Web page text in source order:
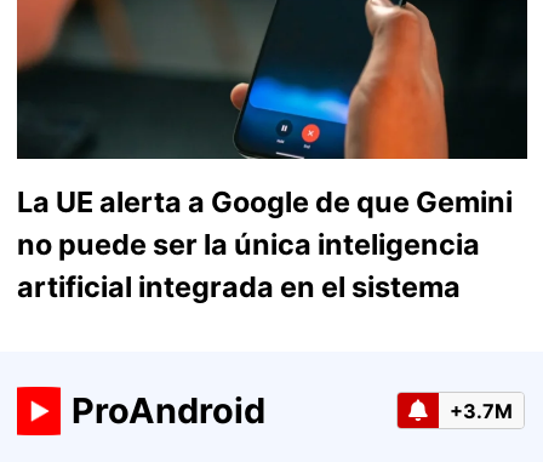
La UE alerta a Google de que Gemini
no puede ser la única inteligencia
artificial integrada en el sistema
ProAndroid +3.7M